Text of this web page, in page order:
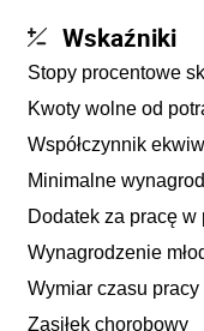
Wskaźniki
Stopy procentowe
Kwoty wolne od
Współczynnik
Minimalne
Dodatek za pracę w
Wynagrodzenie
Wymiar czasu
Zasiłek chorobowy